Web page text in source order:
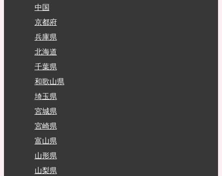
中国
京都府
兵庫県
北海道
千葉県
和歌山県
埼玉県
宮城県
宮崎県
富山県
山形県
山梨県